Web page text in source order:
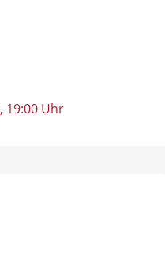
, 19:00 Uhr